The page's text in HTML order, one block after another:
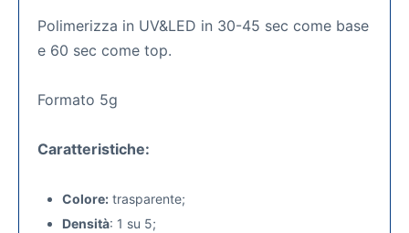
Polimerizza in UV&LED in 30-45 sec come base
e 60 sec come top.
Formato 5g
Caratteristiche:
Colore: trasparente;
Densità: 1 su 5;